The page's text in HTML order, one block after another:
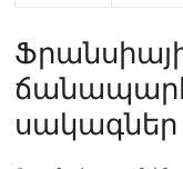
սակագներ